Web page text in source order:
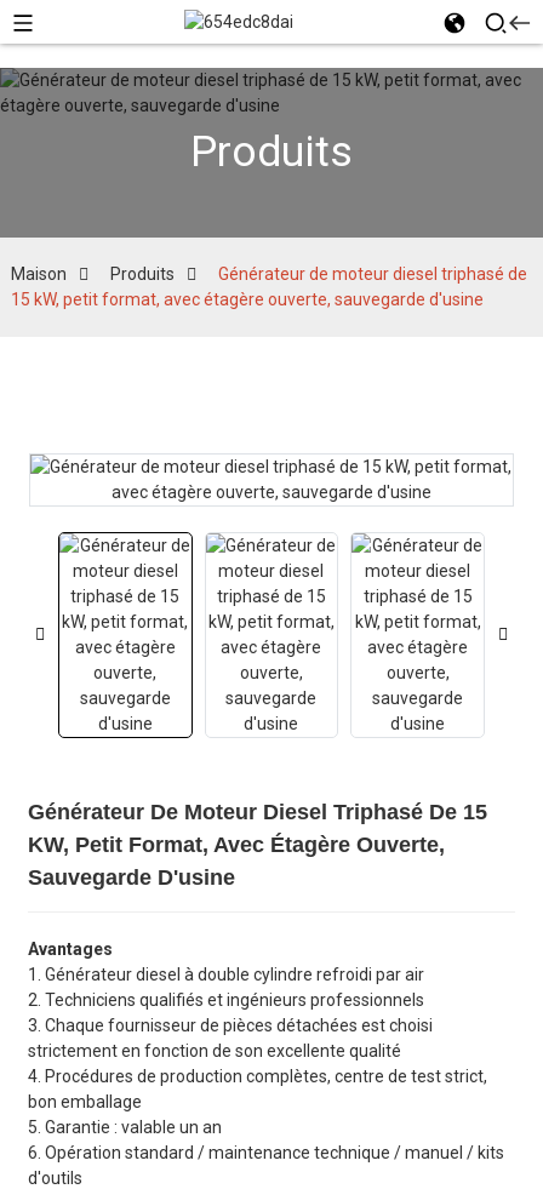
Produits
Maison Produits
Générateur de moteur diesel triphasé de
15 kW, petit format, avec étagère ouverte, sauvegarde d'usine
Générateur De Moteur Diesel Triphasé De 15
KW, Petit Format, Avec Étagère Ouverte,
Sauvegarde D'usine
Avantages
1. Générateur diesel à double cylindre refroidi par air
2. Techniciens qualifiés et ingénieurs professionnels
3. Chaque fournisseur de pièces détachées est choisi
strictement en fonction de son excellente qualité
4. Procédures de production complètes, centre de test strict,
bon emballage
5. Garantie : valable un an
6. Opération standard / maintenance technique / manuel / kits
d'outils